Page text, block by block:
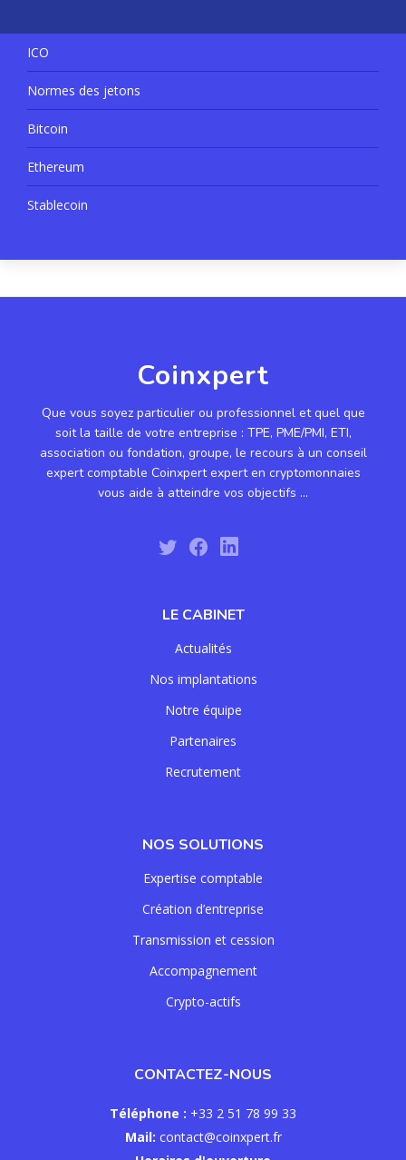
ICO
Normes des jetons
Bitcoin
Ethereum
Stablecoin
Coinxpert
Que vous soyez particulier ou professionnel et quel que
soit la taille de votre entreprise : TPE, PME/PMI, ETI,
association ou fondation, groupe, le recours à un conseil
expert comptable Coinxpert expert en cryptomonnaies
vous aide à atteindre vos objectifs ...
LE CABINET
Actualités
Nos implantations
Notre équipe
Partenaires
Recrutement
NOS SOLUTIONS
Expertise comptable
Création d’entreprise
Transmission et cession
Accompagnement
Crypto-actifs
CONTACTEZ-NOUS
Téléphone : +33 2 51 78 99 33
Mail: contact@coinxpert.fr